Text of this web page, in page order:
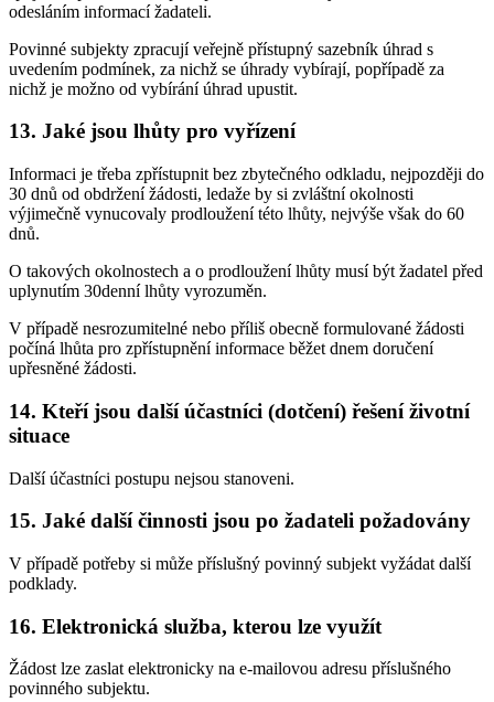
odesláním informací žadateli.
Povinné subjekty zpracují veřejně přístupný sazebník úhrad s
uvedením podmínek, za nichž se úhrady vybírají, popřípadě za
nichž je možno od vybírání úhrad upustit.
13. Jaké jsou lhůty pro vyřízení
Informaci je třeba zpřístupnit bez zbytečného odkladu, nejpozději do
30 dnů od obdržení žádosti, ledaže by si zvláštní okolnosti
výjimečně vynucovaly prodloužení této lhůty, nejvýše však do 60
dnů.
O takových okolnostech a o prodloužení lhůty musí být žadatel před
uplynutím 30denní lhůty vyrozuměn.
V případě nesrozumitelné nebo příliš obecně formulované žádosti
počíná lhůta pro zpřístupnění informace běžet dnem doručení
upřesněné žádosti.
14. Kteří jsou další účastníci (dotčení) řešení životní
situace
Další účastníci postupu nejsou stanoveni.
15. Jaké další činnosti jsou po žadateli požadovány
V případě potřeby si může příslušný povinný subjekt vyžádat další
podklady.
16. Elektronická služba, kterou lze využít
Žádost lze zaslat elektronicky na e-mailovou adresu příslušného
povinného subjektu.